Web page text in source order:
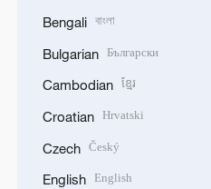
Bengali বাংলা
Bulgarian Български
Cambodian ខ្មែរ
Croatian Hrvatski
Czech Český
English English